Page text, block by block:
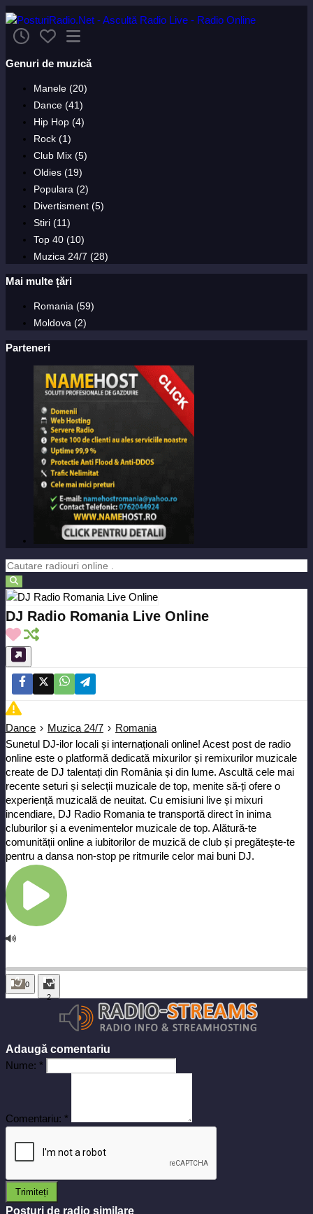
Genuri de muzică
Manele (20)
Dance (41)
Hip Hop (4)
Rock (1)
Club Mix (5)
Oldies (19)
Populara (2)
Divertisment (5)
Stiri (11)
Top 40 (10)
Muzica 24/7 (28)
Mai multe țări
Romania (59)
Moldova (2)
Parteneri
DJ Radio Romania Live Online
Dance › Muzica 24/7 › Romania
Sunetul DJ-ilor locali și internaționali online! Acest post de radio
online este o platformă dedicată mixurilor și remixurilor muzicale
create de DJ talentați din România și din lume. Ascultă cele mai
recente seturi și selecții muzicale de top, menite să-ți ofere o
experiență muzicală de neuitat. Cu emisiuni live și mixuri
incendiare, DJ Radio Romania te transportă direct în inima
cluburilor și a evenimentelor muzicale de top. Alătură-te
comunității online a iubitorilor de muzică de club și pregătește-te
pentru a dansa non-stop pe ritmurile celor mai buni DJ.
0
2
Adaugă comentariu
Nume: *
Comentariu: *
Trimiteți
Posturi de radio similare